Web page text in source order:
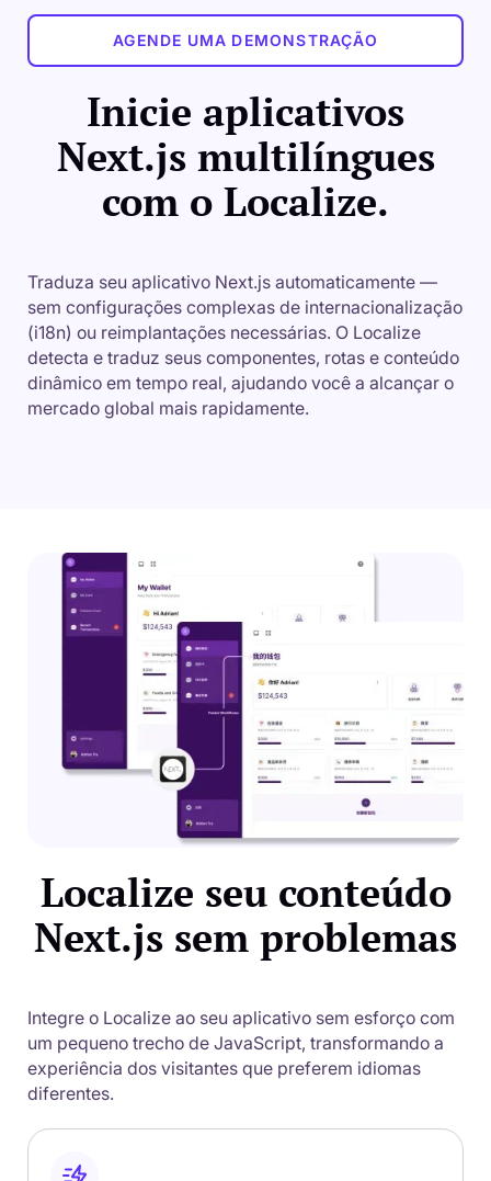
Inicie aplicativos
Next.js multilíngues
com o Localize.
Traduza seu aplicativo Next.js automaticamente —
sem configurações complexas de internacionalização
(i18n) ou reimplantações necessárias. O Localize
detecta e traduz seus componentes, rotas e conteúdo
dinâmico em tempo real, ajudando você a alcançar o
mercado global mais rapidamente.
AGENDE UMA DEMONSTRAÇÃO
Localize seu conteúdo
Next.js sem problemas
Integre o Localize ao seu aplicativo sem esforço com
um pequeno trecho de JavaScript, transformando a
experiência dos visitantes que preferem idiomas
diferentes.